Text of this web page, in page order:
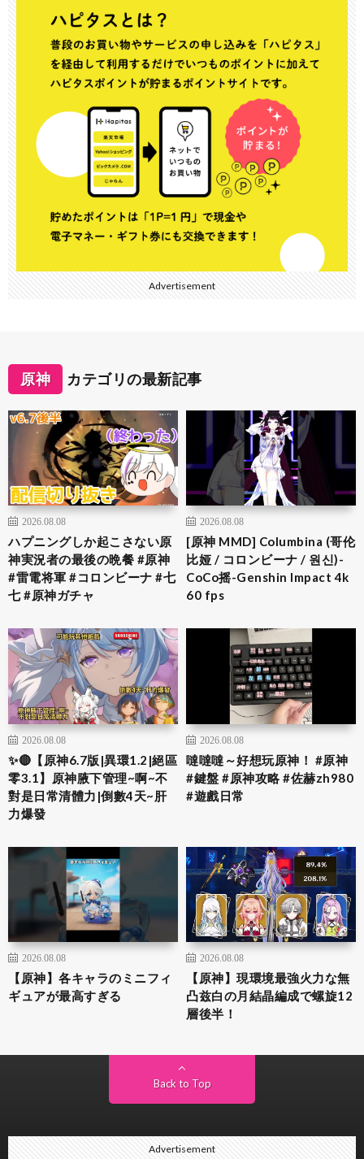
Advertisement
原神 カテゴリの最新記事
2026.08.08
ハプニングしか起こさない原
神実況者の最後の晩餐 #原神
#雷電将軍 #コロンビーナ #七
七 #原神ガチャ
2026.08.08
[原神 MMD] Columbina (哥伦
比娅 / コロンビーナ / 원신)-
CoCo摇-Genshin Impact 4k
60 fps
2026.08.08
✨🔴【原神6.7版|異環1.2|絕區
零3.1】原神腋下管理~啊~不
對是日常清體力|倒數4天~肝
力爆發
2026.08.08
噠噠噠～好想玩原神！ #原神
#鍵盤 #原神攻略 #佐赫zh980
#遊戲日常
2026.08.08
【原神】各キャラのミニフィ
ギュアが最高すぎる
2026.08.08
【原神】現環境最強火力な無
凸兹白の月結晶編成で螺旋12
層後半！
Back to Top
Advertisement